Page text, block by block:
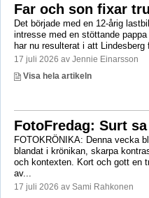
Far och son fixar
Det började med en 12-årig
intresse med en stöttande
har nu resulterat i att Lindesberg
17 juli 2026 av Jennie Einarsson
Visa hela artikeln
FotoFredag: Surt
FOTOKRÖNIKA: Denna vecka
blandat i krönikan, skarpa
och kontexten. Kort och gott en
av...
17 juli 2026 av Sami Rahkonen